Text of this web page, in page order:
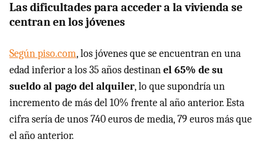
Las dificultades para acceder a la vivienda se
centran en los jóvenes
Según piso.com, los jóvenes que se encuentran en una
edad inferior a los 35 años destinanel 65% de su
sueldo al pago del alquiler, lo que supondría un
incremento de más del 10% frente al año anterior. Esta
cifra sería de unos 740 euros de media, 79 euros más que
el año anterior.